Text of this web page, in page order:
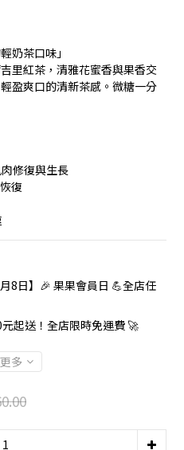
奶茶口味」
里紅茶，清雅花蜜香與果香交
盈爽口的清新茶感。微糖一分
修復與生長
復
8日】🎉 果果會員日 💪全店任
起送！全店限時免運費 🚀
多